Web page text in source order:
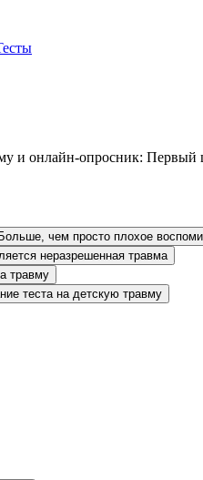
и онлайн-опросник:
чем просто плохое
неразрешенная травма
травму
теста на детскую травму